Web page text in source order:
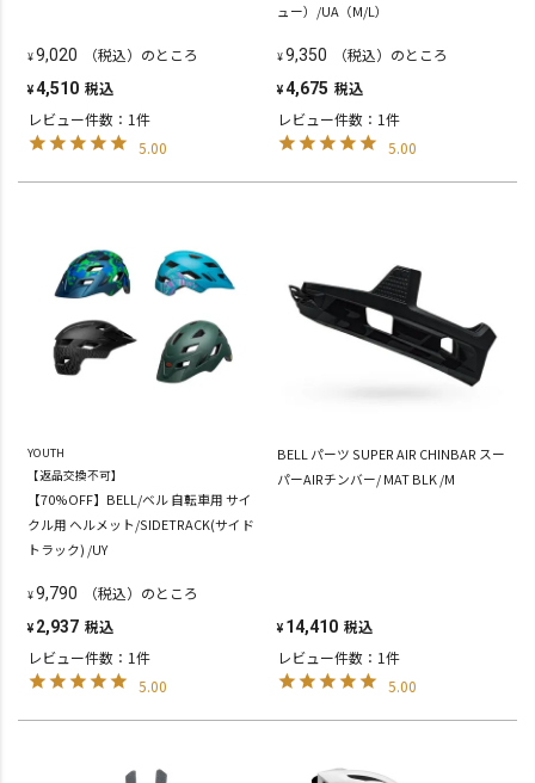
¥9,020 （税込）のところ
¥4,510 税込
レビュー件数：1件
5.00
ュー）/UA（M/L）
¥9,350 （税込）のところ
¥4,675 税込
レビュー件数：1件
5.00
YOUTH
【返品交換不可】
【70%OFF】BELL/ベル 自転車用 サイ
クル用 ヘルメット/SIDETRACK(サイド
トラック) /UY
¥9,790 （税込）のところ
¥ 2,937 税込
レビュー件数：1件
5.00
BELL パーツ SUPER AIR CHINBAR スー
パーAIRチンバー/ MAT BLK /M
¥ 14,410 税込
レビュー件数：1件
5.00